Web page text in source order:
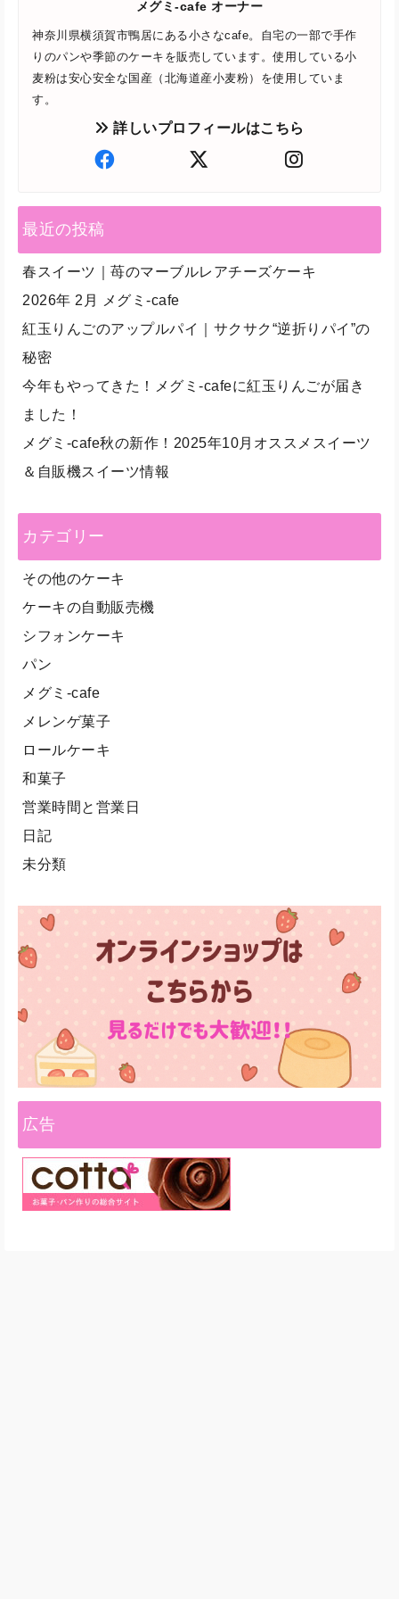
メグミ-cafe オーナー
神奈川県横須賀市鴨居にある小さなcafe。自宅の一部で手作
りのパンや季節のケーキを販売しています。使用している小
麦粉は安心安全な国産（北海道産小麦粉）を使用していま
す。
詳しいプロフィールはこちら
最近の投稿
春スイーツ｜苺のマーブルレアチーズケーキ
2026年 2月 メグミ-cafe
紅玉りんごのアップルパイ｜サクサク“逆折りパイ”の
秘密
今年もやってきた！メグミ-cafeに紅玉りんごが届き
ました！
メグミ-cafe秋の新作！2025年10月オススメスイーツ
＆自販機スイーツ情報
カテゴリー
その他のケーキ
ケーキの自動販売機
シフォンケーキ
パン
メグミ-cafe
メレンゲ菓子
ロールケーキ
和菓子
営業時間と営業日
日記
未分類
広告